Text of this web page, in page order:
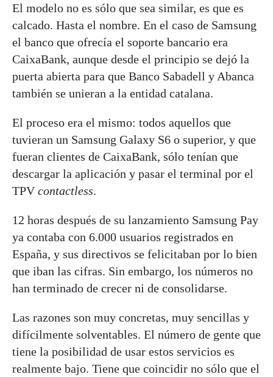
El modelo no es sólo que sea similar, es que es
calcado. Hasta el nombre. En el caso de Samsung
el banco que ofrecía el soporte bancario era
CaixaBank, aunque desde el principio se dejó la
puerta abierta para que Banco Sabadell y Abanca
también se unieran a la entidad catalana.
El proceso era el mismo: todos aquellos que
tuvieran un Samsung Galaxy S6 o superior, y que
fueran clientes de CaixaBank, sólo tenían que
descargar la aplicación y pasar el terminal por el
TPVcontactless.
12 horas después de su lanzamiento Samsung Pay
ya contaba con 6.000 usuarios registrados en
España, y sus directivos se felicitaban por lo bien
que iban las cifras. Sin embargo, los números no
han terminado de crecer ni de consolidarse.
Las razones son muy concretas, muy sencillas y
difícilmente solventables. El número de gente que
tiene la posibilidad de usar estos servicios es
realmente bajo. Tiene que coincidir no sólo que el